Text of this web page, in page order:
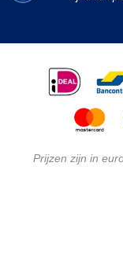
Prijzen zijn in